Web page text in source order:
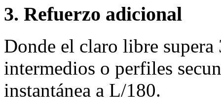
3. Refuerzo adicional
Donde el claro libre supera
intermedios o perfiles
instantánea a L/180.